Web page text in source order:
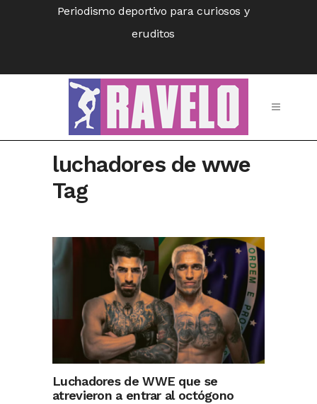
Periodismo deportivo para curiosos y
eruditos
luchadores de wwe
Tag
Luchadores de WWE que se
atrevieron a entrar al octógono